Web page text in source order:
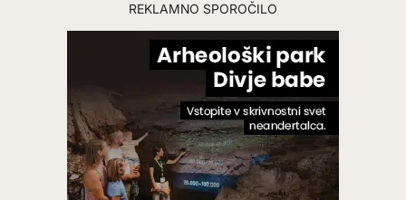
REKLAMNO SPOROČILO